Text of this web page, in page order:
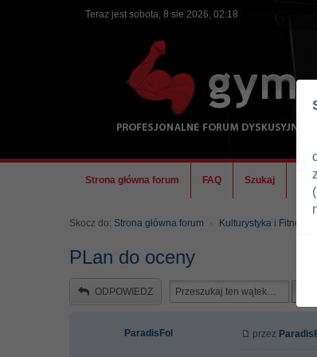
Teraz jest sobota, 8 sie 2026, 02:18
Strona główna forum FAQ Szukaj
Skocz do: Strona główna forum Kulturystyka i Fitness
PLan do oceny
ODPOWIEDZ
ParadisFol przez